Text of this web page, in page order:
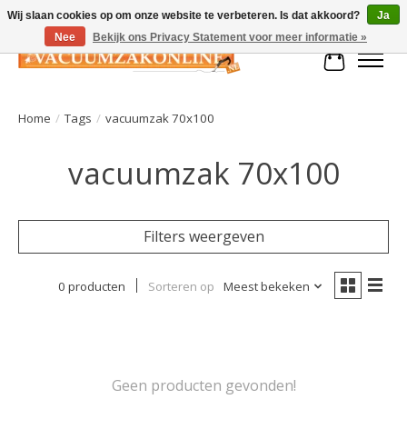
Home / Tags / vacuumzak 70x100
vacuumzak 70x100
Filters weergeven
0 producten Sorteren op Meest bekeken
Geen producten gevonden!
Wij slaan cookies op om onze website te verbeteren. Is dat akkoord?
Ja
Nee
Bekijk ons Privacy Statement voor meer informatie »